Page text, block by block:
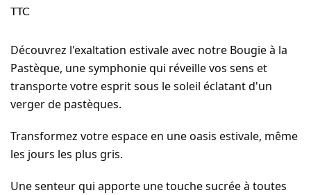
TTC
Découvrez l'exaltation estivale avec notre Bougie à la
Pastèque, une symphonie qui réveille vos sens et
transporte votre esprit sous le soleil éclatant d'un
verger de pastèques.
Transformez votre espace en une oasis estivale, même
les jours les plus gris.
Une senteur qui apporte une touche sucrée à toutes